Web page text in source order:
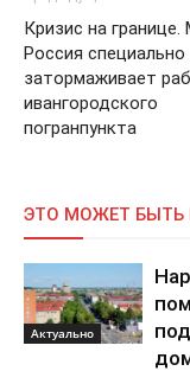
Кризис на границе.
Россия специально
затормаживает
ивангородского
погранпункта
ЭТО МОЖЕТ БЫТЬ
Актуально